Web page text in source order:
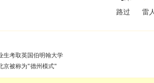
路过 雷
生考取英国伯明翰大学
京被称为"德州模式"